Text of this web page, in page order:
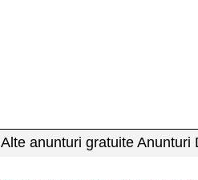
Alte anunturi gratuite Anunturi